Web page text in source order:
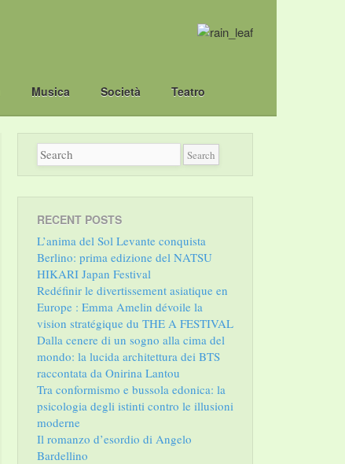
Musica Società Teatro
RECENT POSTS
L’anima del Sol Levante conquista
Berlino: prima edizione del NATSU
HIKARI Japan Festival
Redéfinir le divertissement asiatique en
Europe : Emma Amelin dévoile la
vision stratégique du THE A FESTIVAL
Dalla cenere di un sogno alla cima del
mondo: la lucida architettura dei BTS
raccontata da Onirina Lantou
Tra conformismo e bussola edonica: la
psicologia degli istinti contro le illusioni
moderne
Il romanzo d’esordio di Angelo
Bardellino